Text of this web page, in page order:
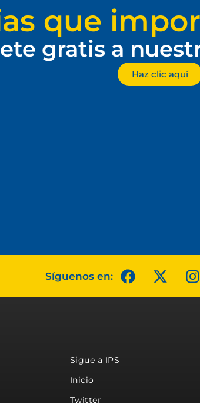
que
gratis a
Haz clic aquí
Síguenos en:
Sigue a IPS
Inicio
Twitter